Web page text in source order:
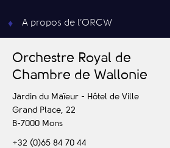
A propos de l’ORCW
Orchestre Royal de
Chambre de Wallonie
Jardin du Maïeur - Hôtel de Ville
Grand Place, 22
B-7000 Mons
+32 (0)65 84 70 44